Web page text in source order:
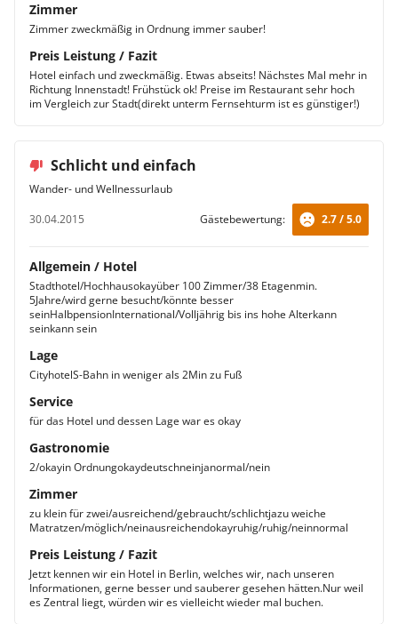
Zimmer
Zimmer zweckmäßig in Ordnung immer sauber!
Preis Leistung / Fazit
Hotel einfach und zweckmäßig. Etwas abseits! Nächstes Mal mehr in
Richtung Innenstadt! Frühstück ok! Preise im Restaurant sehr hoch
im Vergleich zur Stadt(direkt unterm Fernsehturm ist es günstiger!)
Schlicht und einfach
Wander- und Wellnessurlaub
30.04.2015
Gästebewertung: 2.7 / 5.0
Allgemein / Hotel
Stadthotel/Hochhausokayüber 100 Zimmer/38 Etagenmin.
5Jahre/wird gerne besucht/könnte besser
seinHalbpensionInternational/Volljährig bis ins hohe Alterkann
seinkann sein
Lage
CityhotelS-Bahn in weniger als 2Min zu Fuß
Service
für das Hotel und dessen Lage war es okay
Gastronomie
2/okayin Ordnungokaydeutschneinjanormal/nein
Zimmer
zu klein für zwei/ausreichend/gebraucht/schlichtjazu weiche
Matratzen/möglich/neinausreichendokayruhig/ruhig/neinnormal
Preis Leistung / Fazit
Jetzt kennen wir ein Hotel in Berlin, welches wir, nach unseren
Informationen, gerne besser und sauberer gesehen hätten.Nur weil
es Zentral liegt, würden wir es vielleicht wieder mal buchen.